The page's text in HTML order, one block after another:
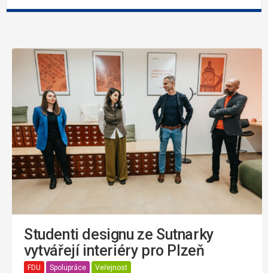
Studenti designu ze Sutnarky
vytvářejí interiéry pro Plzeň
FDU Spolupráce Veřejnost